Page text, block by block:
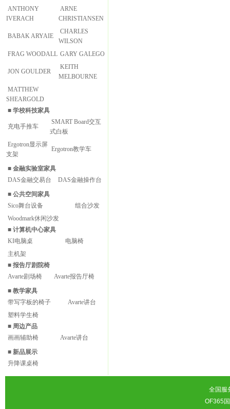
ANTHONY
IVERACH
ARNE
CHRISTIANSEN
BABAK ARYAIE
CHARLES
WILSON
FRAG WOODALL GARY GALEGO
JON GOULDER
KEITH
MELBOURNE
MATTHEW
SHEARGOLD
■ 学校科技家具
充电手推车
SMART Board交互
式白板
Ergotron显示屏
支架
Ergotron教学车
■ 金融实验室家具
DAS金融交易台
DAS金融操作台
■ 公共空间家具
Sico舞台设备
组合沙发
Woodmark休闲沙发
■ 计算机中心家具
KI电脑桌
电脑椅
主机架
■ 报告厅剧院椅
Avarte剧场椅
Avarte报告厅椅
■ 教学家具
带写字板的椅子
Avarte讲台
塑料学生椅
■ 周边产品
画画辅助椅
Avarte讲台
■ 新品展示
升降课桌椅
全国服
OF365